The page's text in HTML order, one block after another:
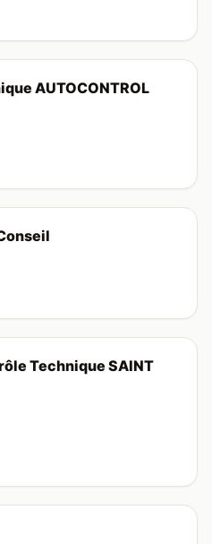
AUTOCONTROL
Technique SAINT